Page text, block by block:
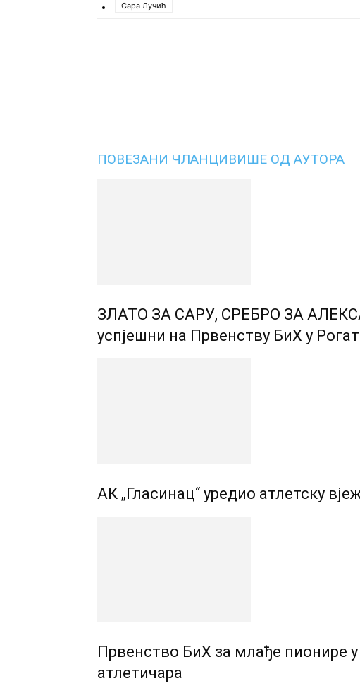
Сара Лучић
ПОВЕЗАНИ ЧЛАНЦИВИШЕ ОД АУТОРА
ЗЛАТО ЗА САРУ, СРЕБРО ЗА
успјешни на Првенству БиХ у
АК „Гласинац“ уредио атлетску
Првенство БиХ за млађе пионире
атлетичара